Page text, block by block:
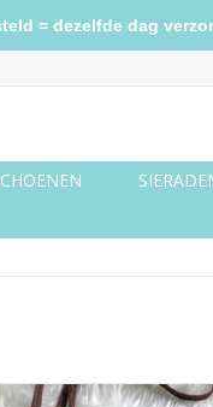
Bruin/creme leren
= dezelfde dag